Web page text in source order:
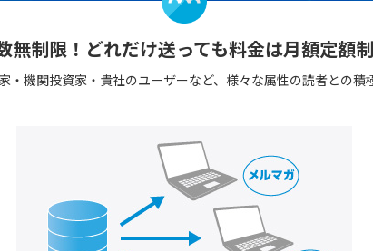
無制限！ どれだけ送っても料金は月額定額
・機関投資家・貴社のユーザーなど、様々な属性の読者との